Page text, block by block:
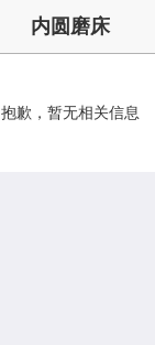
内圆磨床
抱歉，暂无相关信息